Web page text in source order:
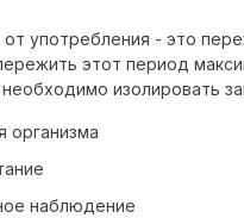
от употребления - это
этот период
изолировать
организма
наблюдение